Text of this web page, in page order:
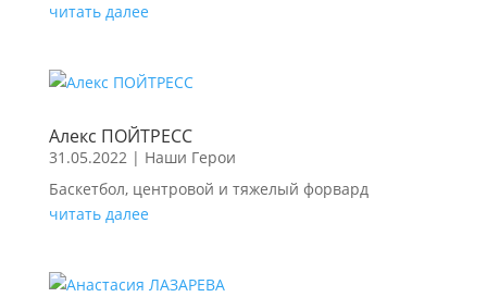
читать далее
Алекс ПОЙТРЕСС
31.05.2022| Наши Герои
Баскетбол, центровой и тяжелый форвард
читать далее